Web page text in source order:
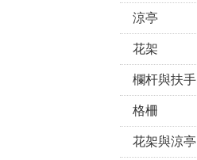
涼亭
花架
欄杆與扶手
格柵
花架與涼亭